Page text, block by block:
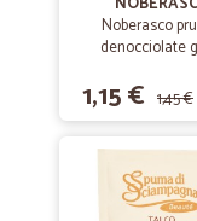
Noberasco
denocciolate
1,15 € 1,45 €